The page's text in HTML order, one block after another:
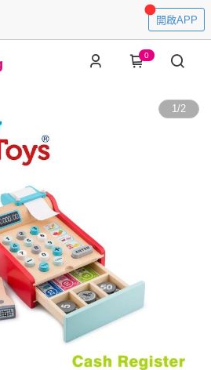
開啟APP
0
1/2